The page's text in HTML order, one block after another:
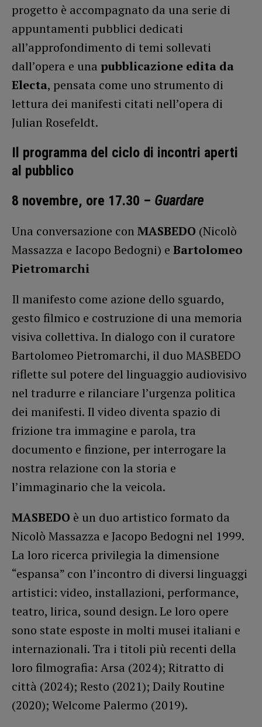
progetto è accompagnato da una serie di
appuntamenti pubblici dedicati
all’approfondimento di temi sollevati
dall’opera e una pubblicazione edita da
Electa, pensata come uno strumento di
lettura dei manifesti citati nell’opera di
Julian Rosefeldt.
Il programma del ciclo di incontri aperti
al pubblico
8 novembre, ore 17.30 – Guardare
Una conversazione conMASBEDO (Nicolò
Massazza e Iacopo Bedogni) e Bartolomeo
Pietromarchi
Il manifesto come azione dello sguardo,
gesto filmico e costruzione di una memoria
visiva collettiva. In dialogo con il curatore
Bartolomeo Pietromarchi, il duo MASBEDO
riflette sul potere del linguaggio audiovisivo
nel tradurre e rilanciare l’urgenza politica
dei manifesti. Il video diventa spazio di
frizione tra immagine e parola, tra
documento e finzione, per interrogare la
nostra relazione con la storia e
l’immaginario che la veicola.
MASBEDO è un duo artistico formato da
Nicolò Massazza e Jacopo Bedogni nel 1999.
La loro ricerca privilegia la dimensione
“espansa” con l’incontro di diversi linguaggi
artistici: video, installazioni, performance,
teatro, lirica, sound design. Le loro opere
sono state esposte in molti musei italiani e
internazionali. Tra i titoli più recenti della
loro filmografia: Arsa (2024); Ritratto di
città (2024); Resto (2021); Daily Routine
(2020); Welcome Palermo (2019).